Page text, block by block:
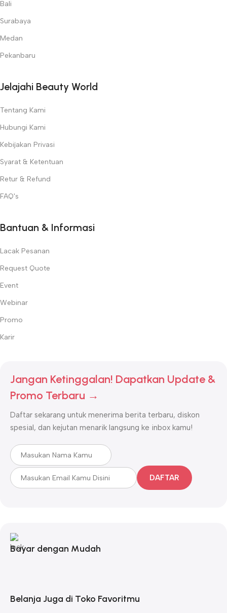
Bali
Surabaya
Medan
Pekanbaru
Jelajahi Beauty World
Tentang Kami
Hubungi Kami
Kebijakan Privasi
Syarat & Ketentuan
Retur & Refund
FAQ's
Bantuan & Informasi
Lacak Pesanan
Request Quote
Event
Webinar
Promo
Karir
Jangan Ketinggalan! Dapatkan Update &
Promo Terbaru →
Daftar sekarang untuk menerima berita terbaru, diskon
spesial, dan kejutan menarik langsung ke inbox kamu!
DAFTAR
Bayar dengan Mudah
Belanja Juga di Toko Favoritmu